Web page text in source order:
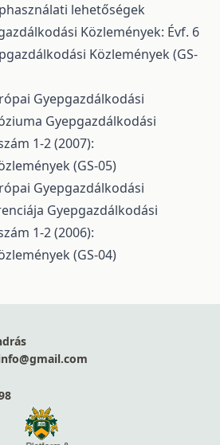
lehetőségek
Közlemények: Évf. 6
Közlemények (GS-
Gyepgazdálkodási
Gyepgazdálkodási
1-2 (2007):
(GS-05)
Gyepgazdálkodási
Gyepgazdálkodási
1-2 (2006):
(GS-04)